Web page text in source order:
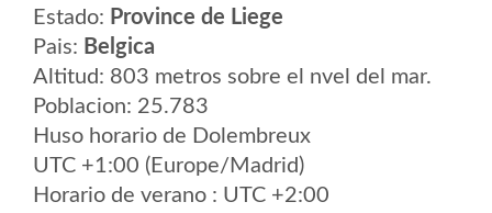
Estado: Province de Liege
Pais: Belgica
Altitud: 803 metros sobre el nvel del mar.
Poblacion: 25.783
Huso horario de Dolembreux
UTC +1:00 (Europe/Madrid)
Horario de verano : UTC +2:00